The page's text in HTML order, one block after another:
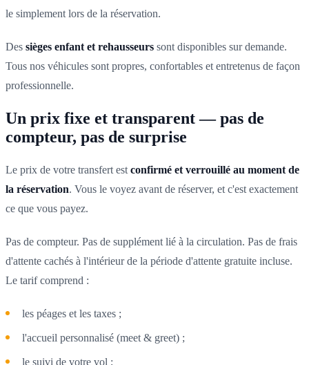
le simplement lors de la réservation.
Des sièges enfant et rehausseurs sont disponibles sur demande.
Tous nos véhicules sont propres, confortables et entretenus de façon
professionnelle.
Un prix fixe et transparent — pas de
compteur, pas de surprise
Le prix de votre transfert est confirmé et verrouillé au moment de
la réservation. Vous le voyez avant de réserver, et c'est exactement
ce que vous payez.
Pas de compteur. Pas de supplément lié à la circulation. Pas de frais
d'attente cachés à l'intérieur de la période d'attente gratuite incluse.
Le tarif comprend :
les péages et les taxes ;
l'accueil personnalisé (meet & greet) ;
le suivi de votre vol ;